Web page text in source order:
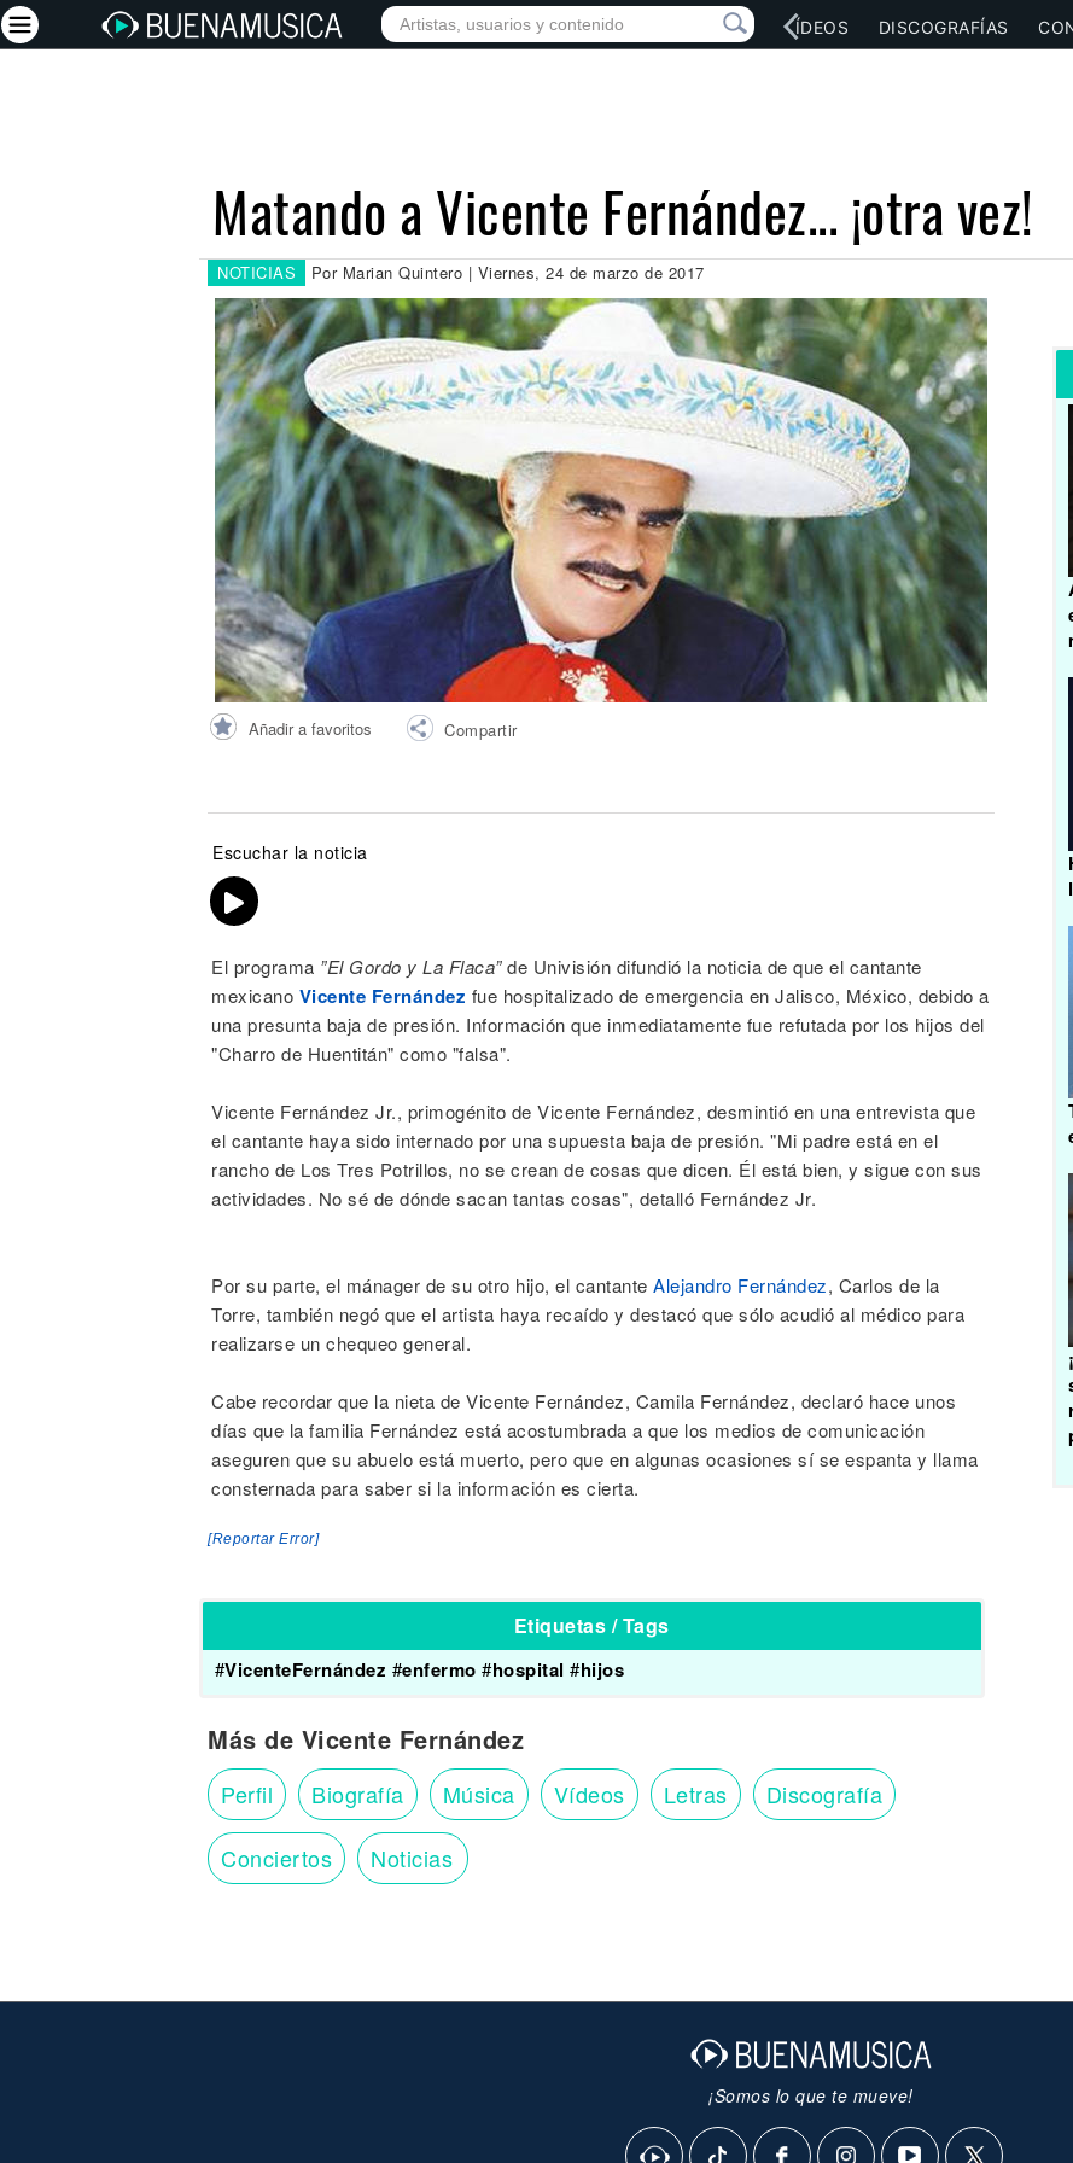
INICIO ARTISTAS RED SOCIAL MÚSICA VÍDEOS DISCOGRAFÍAS
Matando a Vicente Fernández... ¡otra vez!
NOTICIAS Por Marian Quintero | Viernes, 24 de marzo de 2017
Añadir a favoritos Compartir
Escuchar la noticia
El programa ”El Gordo y La Flaca”de Univisión difundió la noticia de que el cantante
mexicano Vicente Fernández fue hospitalizado de emergencia en Jalisco, México, debido a
una presunta baja de presión. Información que inmediatamente fue refutada por los hijos del
"Charro de Huentitán" como "falsa".
Vicente Fernández Jr., primogénito de Vicente Fernández, desmintió en una entrevista que
el cantante haya sido internado por una supuesta baja de presión. "Mi padre está en el
rancho de Los Tres Potrillos, no se crean de cosas que dicen. Él está bien, y sigue con sus
actividades. No sé de dónde sacan tantas cosas", detalló Fernández Jr.
Por su parte, el mánager de su otro hijo, el cantante Alejandro Fernández, Carlos de la
Torre, también negó que el artista haya recaído y destacó que sólo acudió al médico para
realizarse un chequeo general.
Cabe recordar que la nieta de Vicente Fernández, Camila Fernández, declaró hace unos
días que la familia Fernández está acostumbrada a que los medios de comunicación
aseguren que su abuelo está muerto, pero que en algunas ocasiones sí se espanta y llama
consternada para saber si la información es cierta.
[Reportar Error]
Etiquetas / Tags
#VicenteFernández #enfermo #hospital #hijos
Más de Vicente Fernández
Perfil Biografía Música Vídeos Letras Discografía
Conciertos Noticias
¡Somos lo que te mueve!